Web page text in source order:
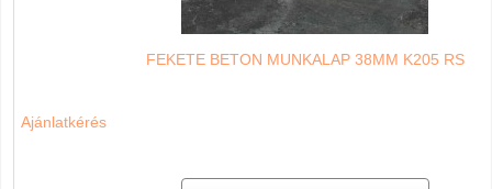
FEKETE BETON MUNKALAP 38MM K205 RS
Ajánlatkérés